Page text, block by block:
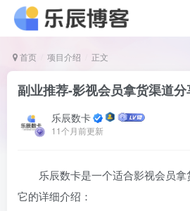
首页 项目介绍 正文
副业推荐-影视会员拿货渠道分
乐辰数卡
11个月前更新
乐辰数卡是一个适合影视会员
它的详细介绍：